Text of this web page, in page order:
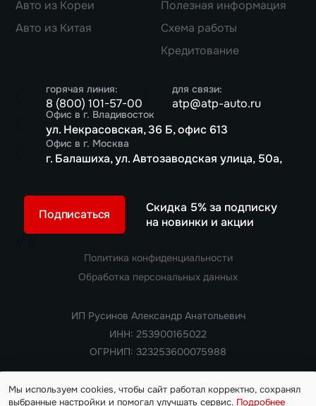
Авто из Кореи
Авто из Китая
Полезная информация
Схема работы
Кредитование
горячая линия:
8 (800) 101-57-00
для связи:
atp@atp-auto.ru
Офис в г. Владивосток
ул. Некрасовская, 36 Б, офис 613
Офис в г. Москва
г. Балашиха, ул. Автозаводская улица, 50а,
Скидка 5% за подписку
на новинки и акции
Подписаться
Политика конфиденциальности
Обработка персональных данных
ИП Русинов Александр Анатольевич
ИНН: 253900165022
ОГРНИП: 323253600075988
Мы используем cookies, чтобы сайт работал корректно, сохранял
выбранные настройки и помогал улучшать сервис. Подробнее